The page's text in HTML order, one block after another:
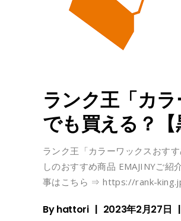
ランク王「カ
でも買える？【
ランク王「カラーワックスおす
しのおすすめ商品 EMAJINYご
事はこちら ⇒ https://rank-
Byhattori 2023年2月27日